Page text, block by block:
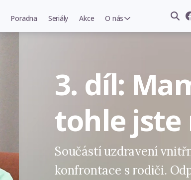
Poradna Seriály Akce O nás
3. díl:
tohle jste
Součástí uzdravení
konfrontace s rodiči.